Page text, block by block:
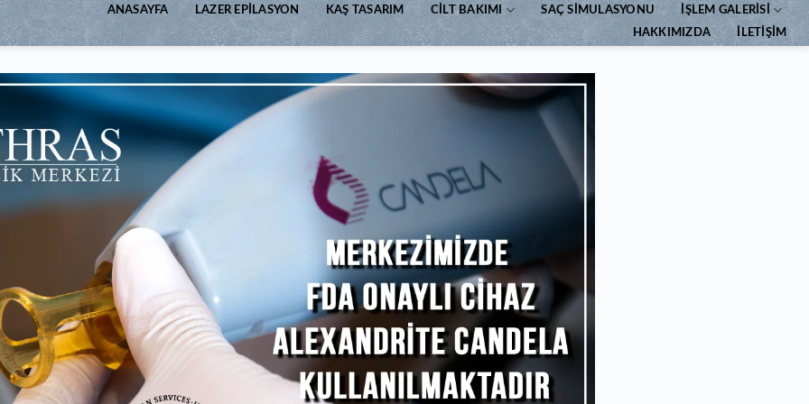
ANASAYFA LAZER EPILASYON KAŞ TASARIM CILT BAKIMI SAÇ SIMULASYONU İŞLEM GALERISI
HAKKIMIZDA İLETIŞIM